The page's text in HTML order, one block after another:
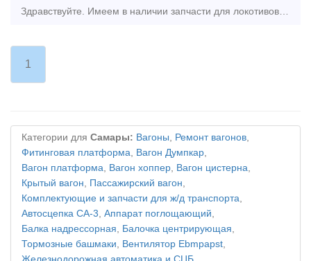
1
Категории для Самары: Вагоны, Ремонт вагонов,
Фитинговая платформа, Вагон Думпкар,
Вагон платформа, Вагон хоппер, Вагон цистерна,
Крытый вагон, Пассажирский вагон,
Комплектующие и запчасти для ж/д транспорта,
Автосцепка СА-3, Аппарат поглощающий,
Балка надрессорная, Балочка центрирующая,
Тормозные башмаки, Вентилятор Ebmpapst,